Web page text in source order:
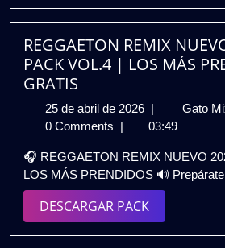
REGGAETON REMIX
PACK VOL.4 | LOS MÁS
GRATIS
25 de abril de 2026 25
de
de
2026
| Gato
0 Comments | 03:49
🎧 REGGAETON REMIX NUEVO
LOS MÁS PRENDIDOS 🔊
DESCARGAR PACKDESCARGAR
PACK